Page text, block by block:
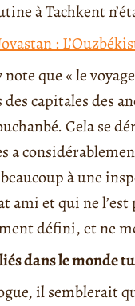
à Tachkent
:
que « le
capitales des
Cela se
a
à une
ami et qui ne l’est
défini, et ne
dans le monde
il semblerait